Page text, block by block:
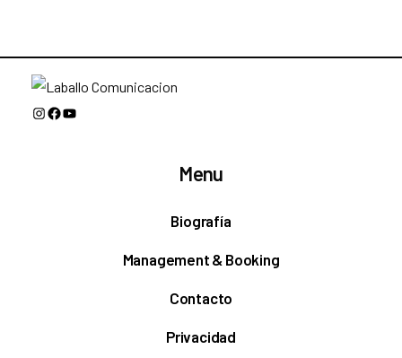
Instagram
Facebook
Menu
Biografía
Management & Booking
Contacto
Privacidad